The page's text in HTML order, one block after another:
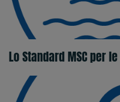
Lo Standard MSC per